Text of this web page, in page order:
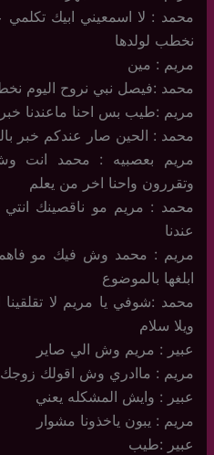
محمد : لا اسمعيني ابيك
نخطب لولدها
مريم : مين
محمد :فيصل نبي نروح اليوم
مريم :طيب بس احنا ماعندنا خبر
محمد : الحين صار عندكم خبر
مريم بعصبيه : محمد
وتقررون واحنا اخر من يعلم
محمد : مريم مو ناقصينك انتي
عندنا
مريم : محمد وش فيك مو
ابلغها بالموضوع
محمد :شوفي يا مريم لا
ويلا سلام
عبير : مريم وش الي صاير
مريم : ماادري وش اقولك
عبير : وايش المشكله يعني
مريم : يبون ياخذونا مشوار
عبير :طيب